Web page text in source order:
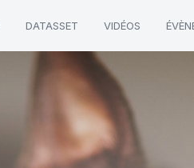
DATASSET VIDÉOS